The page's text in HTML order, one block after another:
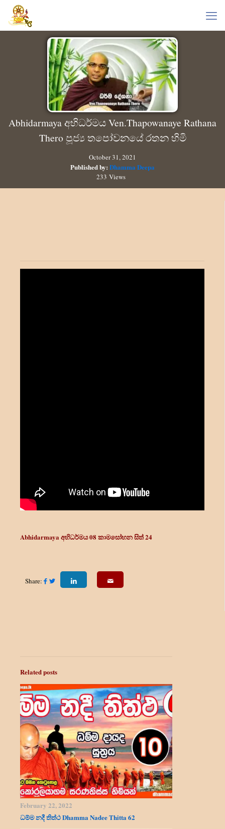
Abhidarmaya අභිධර්මය Ven.Thapowanaye Rathana
Thero පූජ්‍ය තපෝවනයේ රතන හිමි
October 31, 2021
Published by: Dhamma Deepa
233 Views
Abhidarmaya අභිධර්මය 08 කාමසෝභන සිත් 24
Share:
Related posts
February 22, 2022
ධම්ම නදී තිත්ථ Dhamma Nadee Thitta 62